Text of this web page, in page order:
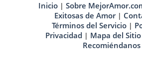
Inicio | Sobre
Exitosas de Amor|
Términos del Servicio |
Privacidad | Mapa del Sitio
Recomiéndanos